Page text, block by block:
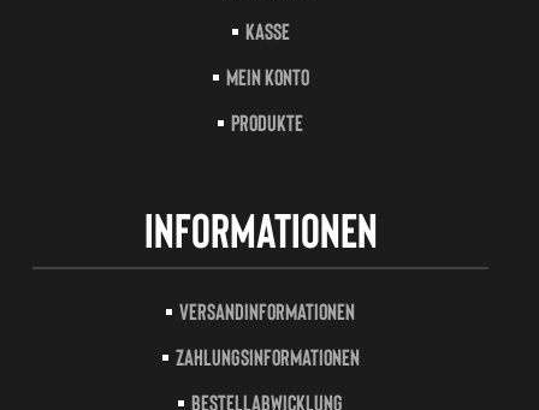
Kasse
Mein Konto
Produkte
Informationen
Versandinformationen
Zahlungsinformationen
Bestellabwicklung